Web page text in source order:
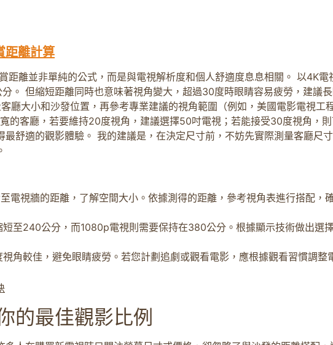
距離計算
距離並非單純的公式，而是與電視解析度和個人舒適度息息相關。 以4K
。 但縮短距離同時也意味著視角變大，超過30度時眼睛容易疲勞，建議
廳大小和沙發位置，再參考專業建議的視角範圍（例如，美國電影電視工
的客廳，若要維持20度視角，建議選擇50吋電視；若能接受30度視角，
舒適的觀影體驗。 我的建議是，在決定尺寸前，不妨先實際測量客廳尺
電視牆的距離，了解空間大小。依據測得的距離，參考視角表進行搭配，
至240公分，而1080p電視則需要保持在380公分。根據顯示技術做出選
角較佳，避免眼睛疲勞。若您計劃追劇或觀看電影，應根據觀看習慣調整
的最佳觀影比例